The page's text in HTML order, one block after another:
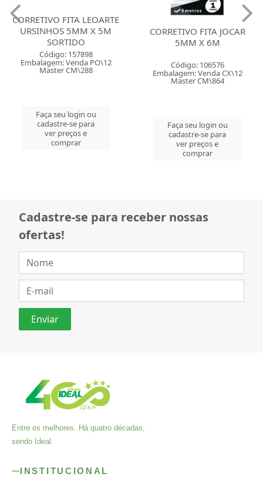
CORRETIVO FITA LEOARTE
URSINHOS 5MM X 5M
SORTIDO
Código: 157898
Embalagem: Venda PO\12
Master CM\288
Faça seu login ou
cadastre-se para
ver preços e
comprar
CORRETIVO FITA JOCAR
5MM X 6M
Código: 106576
Embalagem: Venda CX\12
Master CM\864
Faça seu login ou
cadastre-se para
ver preços e
comprar
Cadastre-se para receber nossas
ofertas!
Entre os melhores. Há quatro décadas,
sendo Ideal.
INSTITUCIONAL